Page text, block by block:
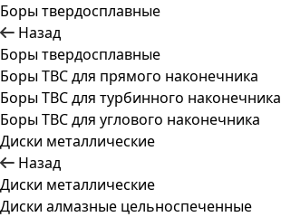
Боры твердосплавные
Назад
Боры твердосплавные
Боры ТВС для прямого наконечника
Боры ТВС для турбинного наконечника
Боры ТВС для углового наконечника
Диски металлические
Назад
Диски металлические
Диски алмазные цельноспеченные